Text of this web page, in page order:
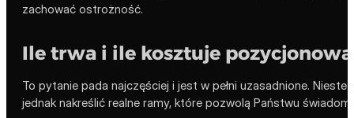
zachować ostrożność.
Ile trwa i ile kosztuje
To pytanie pada najczęściej i jest w pełni uzasadnione.
jednak nakreślić realne ramy, które pozwolą Państwu